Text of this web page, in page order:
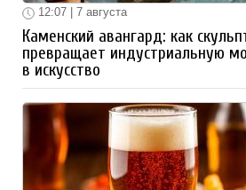
12:07 | 7 августа
Каменский авангард: как
превращает индустриальную
в искусство